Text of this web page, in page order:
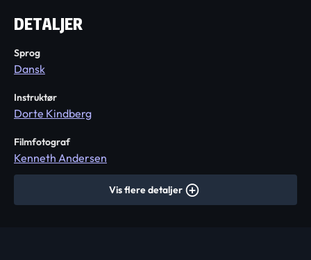
DETALJER
Sprog
Dansk
Instruktør
Dorte Kindberg
Filmfotograf
Kenneth Andersen
Vis flere detaljer